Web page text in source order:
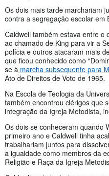
Os dois mais tarde marchariam
contra a segregação escolar em
Caldwell também estava entre o
ao chamado de King para vir a
polícia e outros atacaram mais
que ficou conhecido como
se à marcha subsequente para
Ato de Direitos de Voto de 1965.
Na Escola de Teologia da
também encontrou clérigos que
integração da Igreja Metodista,
Os dois se conheceram quando
primeiro ano e Caldwell tinha
trabalhariam juntos para
a igualdade como membros da
Religião e Raça da Igreja